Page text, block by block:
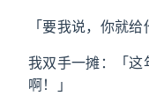
「要我说，你就给
我双手一摊：「这
啊！」